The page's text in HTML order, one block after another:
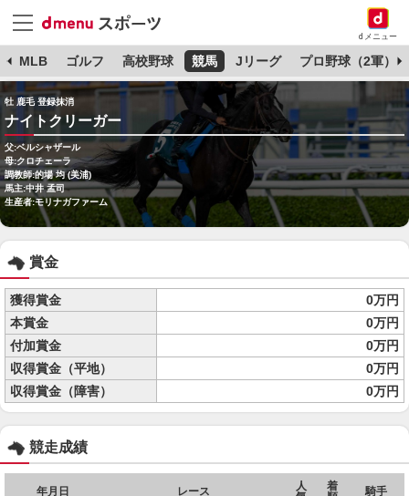
dメニュー
MLB ゴルフ 高校野球 競馬 Jリーグ プロ野球（2軍）
牡 鹿毛 登録抹消
ナイトクリーガー
父:ベルシャザール
母:クロチェーラ
調教師:的場 均 (美浦)
馬主:中井 孟司
生産者:モリナガファーム
賞金
獲得賞金
0万円
本賞金
0万円
付加賞金
0万円
収得賞金（平地）
0万円
収得賞金（障害）
0万円
競走成績
年月日 レース
人
着
騎手